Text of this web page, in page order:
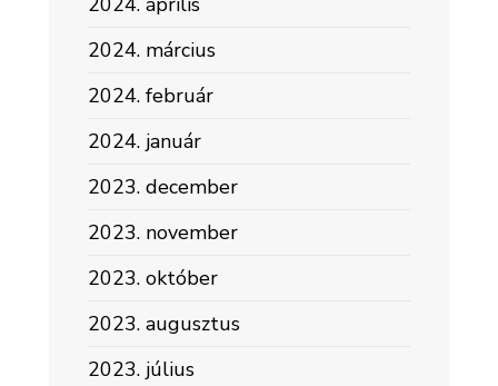
2024. március
2024. február
2024. január
2023. december
2023. november
2023. október
2023. augusztus
2023. július